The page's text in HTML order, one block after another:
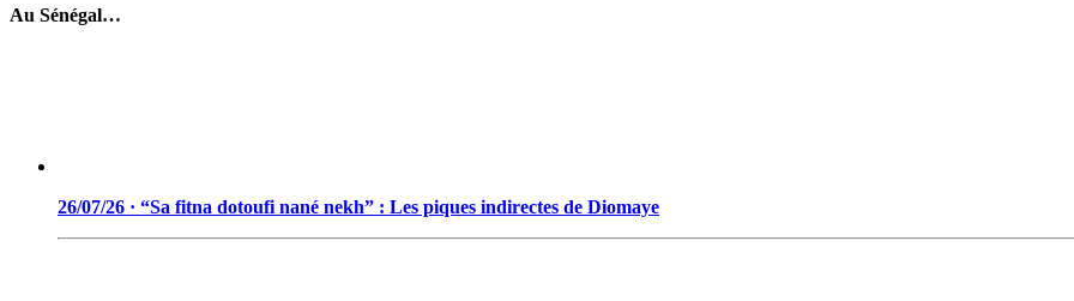
Au Sénégal…
26/07/26 · “Sa fitna dotoufi nané nekh” : Les piques indirectes de Diomaye